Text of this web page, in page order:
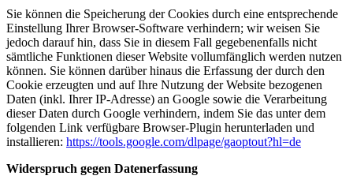
Sie können die Speicherung der Cookies durch eine entsprechende
Einstellung Ihrer Browser-Software verhindern; wir weisen Sie
jedoch darauf hin, dass Sie in diesem Fall gegebenenfalls nicht
sämtliche Funktionen dieser Website vollumfänglich werden nutzen
können. Sie können darüber hinaus die Erfassung der durch den
Cookie erzeugten und auf Ihre Nutzung der Website bezogenen
Daten (inkl. Ihrer IP-Adresse) an Google sowie die Verarbeitung
dieser Daten durch Google verhindern, indem Sie das unter dem
folgenden Link verfügbare Browser-Plugin herunterladen und
installieren: https://tools.google.com/dlpage/gaoptout?hl=de
Widerspruch gegen Datenerfassung